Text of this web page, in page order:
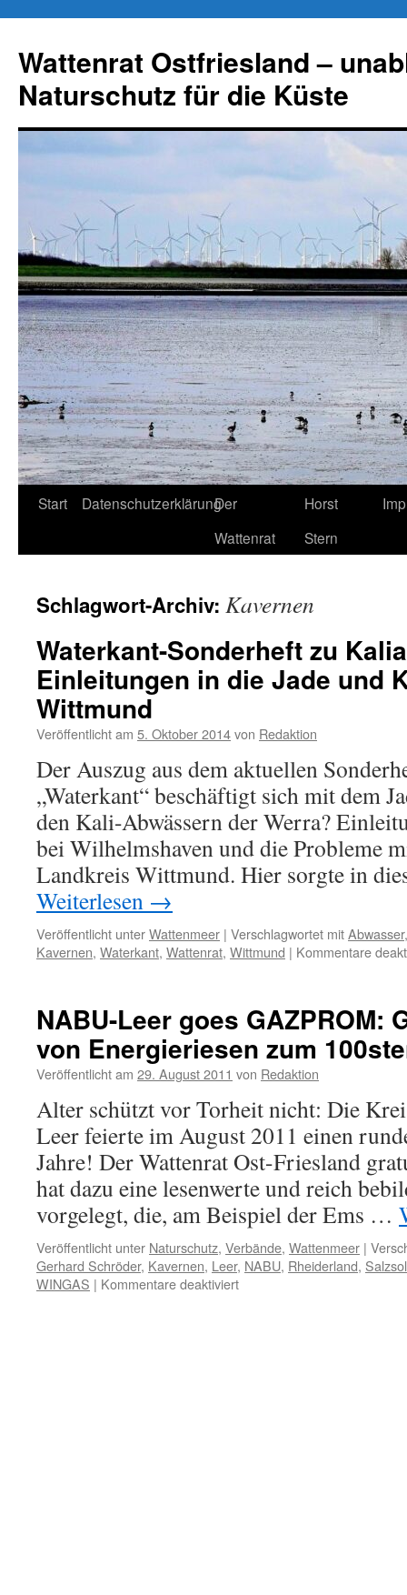
springen
Wattenrat Ostfriesland –
Naturschutz für die Küste
Start DatenschutzerklärungDer
Wattenrat
Horst
Stern
Schlagwort-Archiv: Kavernen
Waterkant-Sonderheft zu
Einleitungen in die Jade und
Wittmund
Veröffentlicht am 5. Oktober 2014von Redaktion
Der Auszug aus dem aktuellen
„Waterkant“ beschäftigt sich mit dem
den Kali-Abwässern der Werra?
bei Wilhelmshaven und die Probleme
Landkreis Wittmund. Hier sorgte in
Weiterlesen →
Veröffentlicht unterWattenmeer | Verschlagwortet mitAbwasser
Kavernen, Waterkant, Wattenrat, Wittmund | Kommentare
NABU-Leer goes GAZPROM:
von Energieriesen zum
Veröffentlicht am 29. August 2011 von Redaktion
Alter schützt vor Torheit nicht: Die
Leer feierte im August 2011 einen
Jahre! Der Wattenrat Ost-Friesland
hat dazu eine lesenwerte und reich
vorgelegt, die, am Beispiel der Ems …
Veröffentlicht unter Naturschutz, Verbände, Wattenmeer |
Gerhard Schröder, Kavernen, Leer, NABU, Rheiderland,
WINGAS | Kommentare deaktiviertfür